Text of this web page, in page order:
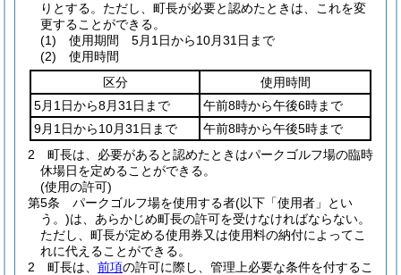
りとする。 ただし、町長が必要と認めたときは、これを変
更することができる。
(1)
使用期間 5月1日から10月31日まで
(2)
使用時間
区分
使用時間
5月1日から8月31日まで
午前8時から午後6時まで
9月1日から10月31日まで
午前8時から午後5時まで
2
町長は、必要があると認めたときはパークゴルフ場の臨時
休場日を定めることができる。
(使用の許可)
第5条
パークゴルフ場を使用する者(以下「使用者」とい
う。)は、あらかじめ町長の許可を受けなければならない。
ただし、町長が定める使用券又は使用料の納付によってこ
れに代えることができる。
2
町長は、 前項の許可に際し、管理上必要な条件を付するこ